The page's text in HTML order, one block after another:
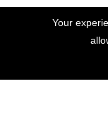
©2023
Your